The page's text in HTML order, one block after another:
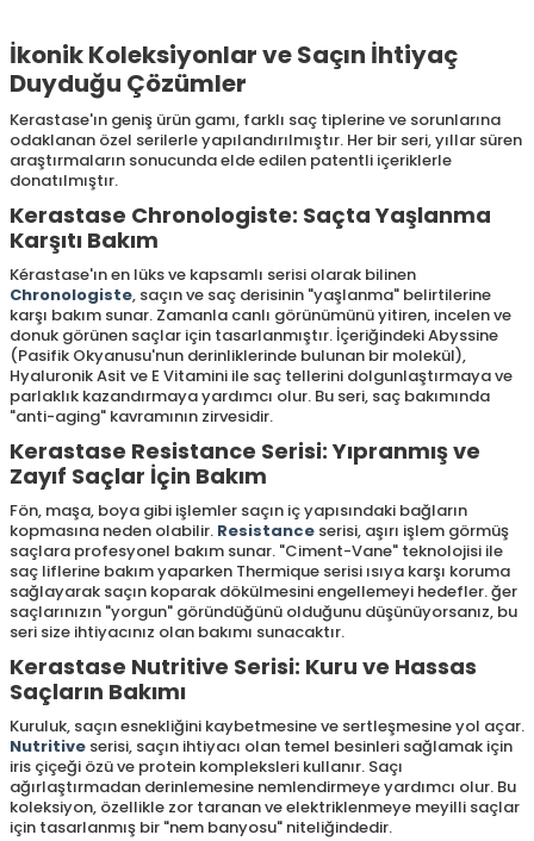
İkonik Koleksiyonlar ve Saçın İhtiyaç
Duyduğu Çözümler
Kerastase'ın geniş ürün gamı, farklı saç tiplerine ve sorunlarına
odaklanan özel serilerle yapılandırılmıştır. Her bir seri, yıllar süren
araştırmaların sonucunda elde edilen patentli içeriklerle
donatılmıştır.
Kerastase Chronologiste: Saçta Yaşlanma
Karşıtı Bakım
Kérastase'ın en lüks ve kapsamlı serisi olarak bilinen
Chronologiste, saçın ve saç derisinin "yaşlanma" belirtilerine
karşı bakım sunar. Zamanla canlı görünümünü yitiren, incelen ve
donuk görünen saçlar için tasarlanmıştır. İçeriğindeki Abyssine
(Pasifik Okyanusu'nun derinliklerinde bulunan bir molekül),
Hyaluronik Asit ve E Vitamini ile saç tellerini dolgunlaştırmaya ve
parlaklık kazandırmaya yardımcı olur. Bu seri, saç bakımında
"anti-aging" kavramının zirvesidir.
Kerastase Resistance Serisi: Yıpranmış ve
Zayıf Saçlar İçin Bakım
Fön, maşa, boya gibi işlemler saçın iç yapısındaki bağların
kopmasına neden olabilir. Resistance serisi, aşırı işlem görmüş
saçlara profesyonel bakım sunar. "Ciment-Vane" teknolojisi ile
saç liflerine bakım yaparken Thermique serisi ısıya karşı koruma
sağlayarak saçın koparak dökülmesini engellemeyi hedefler. ğer
saçlarınızın "yorgun" göründüğünü olduğunu düşünüyorsanız, bu
seri size ihtiyacınız olan bakımı sunacaktır.
Kerastase Nutritive Serisi: Kuru ve Hassas
Saçların Bakımı
Kuruluk, saçın esnekliğini kaybetmesine ve sertleşmesine yol açar.
Nutritive serisi, saçın ihtiyacı olan temel besinleri sağlamak için
iris çiçeği özü ve protein kompleksleri kullanır. Saçı
ağırlaştırmadan derinlemesine nemlendirmeye yardımcı olur. Bu
koleksiyon, özellikle zor taranan ve elektriklenmeye meyilli saçlar
için tasarlanmış bir "nem banyosu" niteliğindedir.